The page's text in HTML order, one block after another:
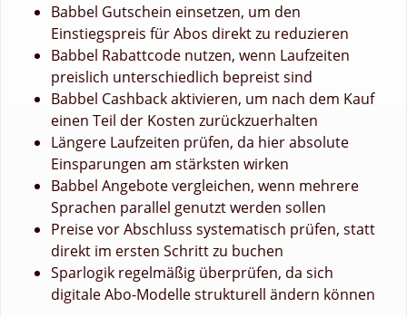
Babbel Gutschein einsetzen, um den
Einstiegspreis für Abos direkt zu reduzieren
Babbel Rabattcode nutzen, wenn Laufzeiten
preislich unterschiedlich bepreist sind
Babbel Cashback aktivieren, um nach dem Kauf
einen Teil der Kosten zurückzuerhalten
Längere Laufzeiten prüfen, da hier absolute
Einsparungen am stärksten wirken
Babbel Angebote vergleichen, wenn mehrere
Sprachen parallel genutzt werden sollen
Preise vor Abschluss systematisch prüfen, statt
direkt im ersten Schritt zu buchen
Sparlogik regelmäßig überprüfen, da sich
digitale Abo-Modelle strukturell ändern können